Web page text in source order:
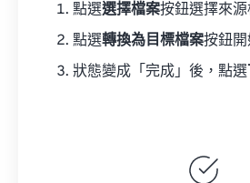
點選選擇檔案按鈕選擇來源
點選轉換為目標檔案按鈕開
狀態變成「完成」後，點選